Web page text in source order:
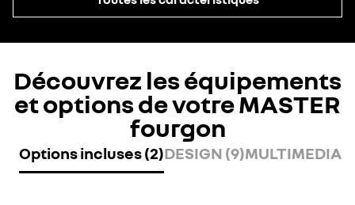
Découvrez les équipements
et options de votre MASTER
fourgon
Options incluses (2)DESIGN (9)MULTIMEDIA